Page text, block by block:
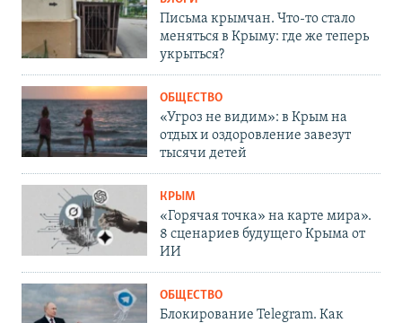
Письма крымчан. Что-то стало
меняться в Крыму: где же теперь
укрыться?
ОБЩЕСТВО
«Угроз не видим»: в Крым на
отдых и оздоровление завезут
тысячи детей
КРЫМ
«Горячая точка» на карте мира».
8 сценариев будущего Крыма от
ИИ
ОБЩЕСТВО
Блокирование Telegram. Как